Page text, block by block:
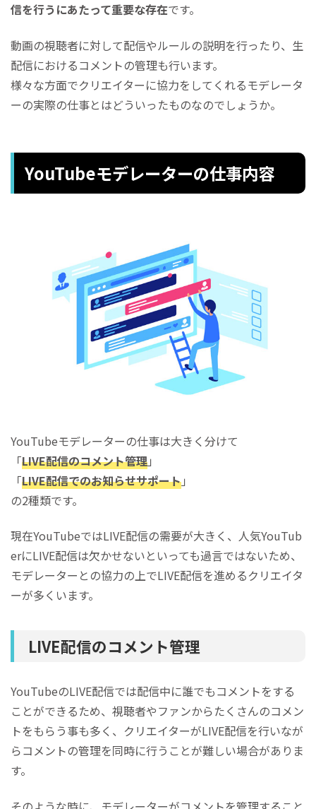
信を行うにあたって重要な存在です。
動画の視聴者に対して配信やルールの説明を行ったり、生
配信におけるコメントの管理も行います。
様々な方面でクリエイターに協力をしてくれるモデレータ
ーの実際の仕事とはどういったものなのでしょうか。
YouTubeモデレーターの仕事内容
YouTubeモデレーターの仕事は大きく分けて
「LIVE配信のコメント管理」
「LIVE配信でのお知らせサポート」
の2種類です。
現在YouTubeではLIVE配信の需要が大きく、人気YouTub
erにLIVE配信は欠かせないといっても過言ではないため、
モデレーターとの協力の上でLIVE配信を進めるクリエイタ
ーが多くいます。
LIVE配信のコメント管理
YouTubeのLIVE配信では配信中に誰でもコメントをする
ことができるため、視聴者やファンからたくさんのコメン
トをもらう事も多く、クリエイターがLIVE配信を行いなが
らコメントの管理を同時に行うことが難しい場合がありま
す。